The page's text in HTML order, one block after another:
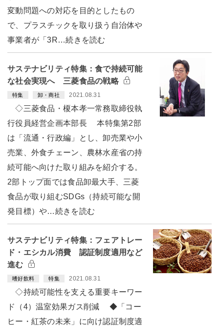
変動問題への対応を目的としたもの
で、プラスチックを取り扱う自治体や
事業者が「3R…続きを読む
サステナビリティ特集：食で持続可能
な社会実現へ 三菱食品の戦略
特集 卸・商社 2021.08.31
◇三菱食品・榎本孝一常務取締役執
行役員経営企画本部長 本特集第2部
は「流通・行政編」とし、卸売業や小
売業、外食チェーン、農林水産省の持
続可能へ向けた取り組みを紹介する。
2部トップ面では食品卸最大手、三菱
食品が取り組むSDGs（持続可能な開
発目標）や…続きを読む
サステナビリティ特集：フェアトレー
ド・エシカル消費 認証制度適用など
進む
嗜好飲料 特集 2021.08.31
◇持続可能性を支える重要キーワー
ド（4）温室効果ガス削減 ◆「コー
ヒー・紅茶の未来」に向け認証制度適